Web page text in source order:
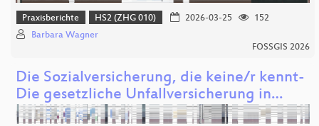
Praxisberichte HS2 (ZHG 010) 2026-03-25
152
Barbara Wagner
FOSSGIS 2026
Die Sozialversicherung, die keine/r kennt-
Die gesetzliche Unfallversicherung in…